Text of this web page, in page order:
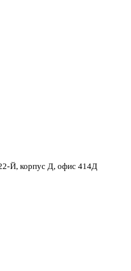
Й, корпус Д, офис 414Д